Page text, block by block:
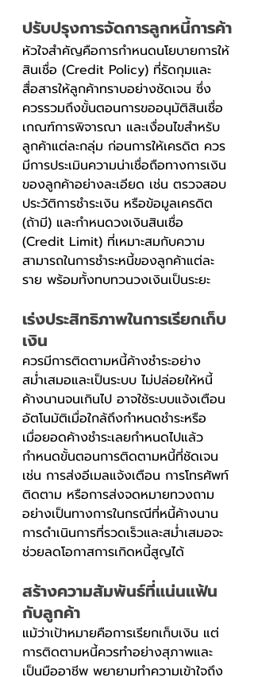
ปรับปรุงการจัดการลูกหนี้การค้า
หัวใจสำคัญคือการกำหนดนโยบายการให้
สินเชื่อ (Credit Policy) ที่รัดกุมและ
สื่อสารให้ลูกค้าทราบอย่างชัดเจน ซึ่ง
ควรรวมถึงขั้นตอนการขออนุมัติสินเชื่อ
เกณฑ์การพิจารณา และเงื่อนไขสำหรับ
ลูกค้าแต่ละกลุ่ม ก่อนการให้เครดิต ควร
มีการประเมินความน่าเชื่อถือทางการเงิน
ของลูกค้าอย่างละเอียด เช่น ตรวจสอบ
ประวัติการชำระเงิน หรือข้อมูลเครดิต
(ถ้ามี) และกำหนดวงเงินสินเชื่อ
(Credit Limit) ที่เหมาะสมกับความ
สามารถในการชำระหนี้ของลูกค้าแต่ละ
ราย พร้อมทั้งทบทวนวงเงินเป็นระยะ
เร่งประสิทธิภาพในการเรียกเก็บ
เงิน
ควรมีการติดตามหนี้ค้างชำระอย่าง
สม่ำเสมอและเป็นระบบ ไม่ปล่อยให้หนี้
ค้างนานจนเกินไป อาจใช้ระบบแจ้งเตือน
อัตโนมัติเมื่อใกล้ถึงกำหนดชำระหรือ
เมื่อยอดค้างชำระเลยกำหนดไปแล้ว
กำหนดขั้นตอนการติดตามหนี้ที่ชัดเจน
เช่น การส่งอีเมลแจ้งเตือน การโทรศัพท์
ติดตาม หรือการส่งจดหมายทวงถาม
อย่างเป็นทางการในกรณีที่หนี้ค้างนาน
การดำเนินการที่รวดเร็วและสม่ำเสมอจะ
ช่วยลดโอกาสการเกิดหนี้สูญได้
สร้างความสัมพันธ์ที่แน่นแฟ้น
กับลูกค้า
แม้ว่าเป้าหมายคือการเรียกเก็บเงิน แต่
การติดตามหนี้ควรทำอย่างสุภาพและ
เป็นมืออาชีพ พยายามทำความเข้าใจถึง